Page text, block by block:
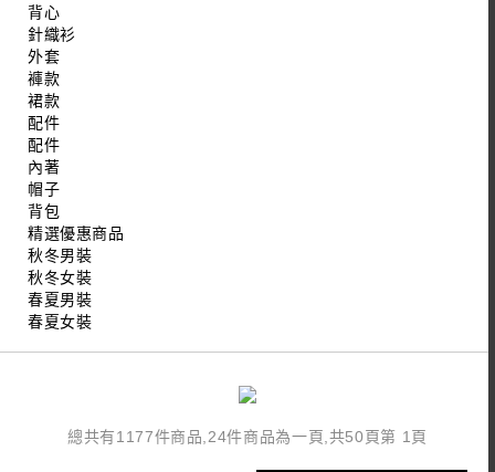
背心
針織衫
外套
褲款
裙款
配件
配件
內著
帽子
背包
精選優惠商品
秋冬男裝
秋冬女裝
春夏男裝
春夏女裝
總共有1177件商品,24件商品為一頁,共50頁第 1頁